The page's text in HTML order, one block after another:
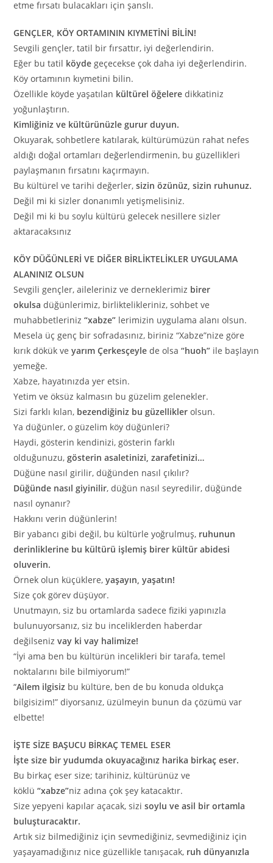
etme fırsatı bulacakları için şanslı.
GENÇLER, KÖY ORTAMININ KIYMETİNİ BİLİN!
Sevgili gençler, tatil bir fırsattır, iyi değerlendirin.
Eğer bu tatil köyde geçecekse çok daha iyi değerlendirin.
Köy ortamının kıymetini bilin.
Özellikle köyde yaşatılan kültürel öğelere dikkatiniz
yoğunlaştırın.
Kimliğiniz ve kültürünüzle gurur duyun.
Okuyarak, sohbetlere katılarak, kültürümüzün rahat nefes
aldığı doğal ortamları değerlendirmenin, bu güzellikleri
paylaşmanın fırsatını kaçırmayın.
Bu kültürel ve tarihi değerler,sizin özünüz, sizin ruhunuz.
Değil mi ki sizler donanımlı yetişmelisiniz.
Değil mi ki bu soylu kültürü gelecek nesillere sizler
aktaracaksınız
KÖY DÜĞÜNLERİ VE DİĞER BİRLİKTELİKLER UYGULAMA
ALANINIZ OLSUN
Sevgili gençler, aileleriniz ve derneklerimiz birer
okulsa düğünlerimiz, birliktelikleriniz, sohbet ve
muhabbetleriniz“xabze” lerimizin uygulama alanı olsun.
Mesela üç genç bir sofradasınız, biriniz “Xabze”nize göre
kırık dökük veyarım Çerkesçeyle de olsa“huoh” ile başlayın
yemeğe.
Xabze, hayatınızda yer etsin.
Yetim ve öksüz kalmasın bu güzelim gelenekler.
Sizi farklı kılan, bezendiğiniz bu güzellikler olsun.
Ya düğünler, o güzelim köy düğünleri?
Haydi, gösterin kendinizi, gösterin farklı
olduğunuzu,gösterin asaletinizi, zarafetinizi…
Düğüne nasıl girilir, düğünden nasıl çıkılır?
Düğünde nasıl giyinilir, düğün nasıl seyredilir, düğünde
nasıl oynanır?
Hakkını verin düğünlerin!
Bir yabancı gibi değil, bu kültürle yoğrulmuş, ruhunun
derinliklerine bu kültürü işlemiş birer kültür abidesi
oluverin.
Örnek olun küçüklere,yaşayın, yaşatın!
Size çok görev düşüyor.
Unutmayın, siz bu ortamlarda sadece fiziki yapınızla
bulunuyorsanız, siz bu inceliklerden haberdar
değilsenizvay ki vay halimize!
“İyi ama ben bu kültürün incelikleri bir tarafa, temel
noktalarını bile bilmiyorum!”
“Ailem ilgisiz bu kültüre, ben de bu konuda oldukça
bilgisizim!” diyorsanız, üzülmeyin bunun da çözümü var
elbette!
İŞTE SİZE BAŞUCU BİRKAÇ TEMEL ESER
İşte size bir yudumda okuyacağınız harika birkaç eser.
Bu birkaç eser size; tarihiniz, kültürünüz ve
köklü“xabze”niz adına çok şey katacaktır.
Size yepyeni kapılar açacak, sizisoylu ve asil bir ortamla
buluşturacaktır.
Artık siz bilmediğiniz için sevmediğiniz, sevmediğiniz için
yaşayamadığınız nice güzellikle tanışacak, ruh dünyanızla